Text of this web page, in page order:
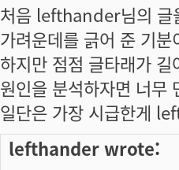
처음 lefthander님의 글
가려운데를 긁어 준 기분
하지만 점점 글타래가
원인을 분석하자면 너무
일단은 가장 시급한게
lefthander wrote: